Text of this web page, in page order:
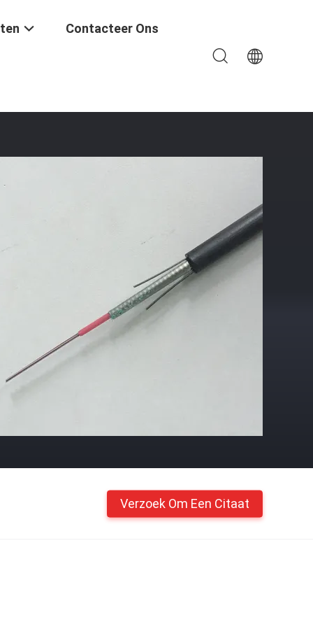
Contacteer Ons
Verzoek Om Een Citaat